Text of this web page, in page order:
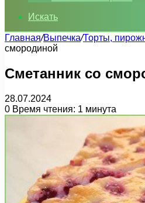
Искать
Главная/Выпечка/Торты,
смородиной
Сметанник со
28.07.2024
0 Время чтения: 1 минута